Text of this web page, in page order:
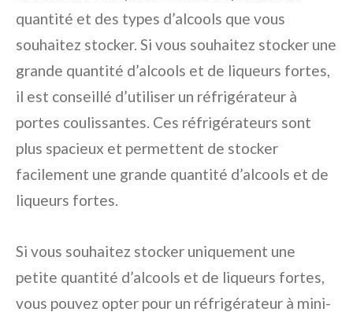
quantité et des types d’alcools que vous
souhaitez stocker. Si vous souhaitez stocker une
grande quantité d’alcools et de liqueurs fortes,
il est conseillé d’utiliser un réfrigérateur à
portes coulissantes. Ces réfrigérateurs sont
plus spacieux et permettent de stocker
facilement une grande quantité d’alcools et de
liqueurs fortes.
Si vous souhaitez stocker uniquement une
petite quantité d’alcools et de liqueurs fortes,
vous pouvez opter pour un réfrigérateur à mini-